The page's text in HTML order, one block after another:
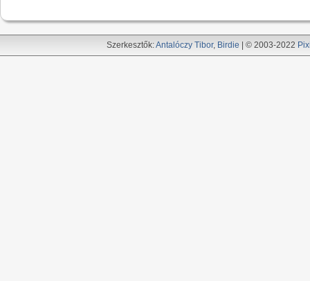
Szerkesztők:Antalóczy Tibor, Birdie | © 2003-2022